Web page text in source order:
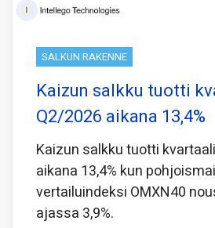
SALKUN RAKENNE
Kaizun salkku tuotti
Q2/2026 aikana 13,4%
Kaizun salkku tuotti
aikana 13,4% kun
vertailuindeksi OMXN40
ajassa 3,9%.